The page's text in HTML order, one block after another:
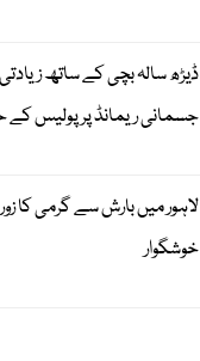
ڈیڑھ سالہ بچی کے ساتھ زیادتی
جسمانی ریمانڈ پر پولیس کے
لاہور میں بارش سے گرمی کا
خوشگوار